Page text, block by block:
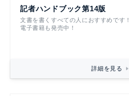
記者ハンドブック第14版
文書を書くすべての人におすすめです！
電子書籍も発売中！
詳細を見る